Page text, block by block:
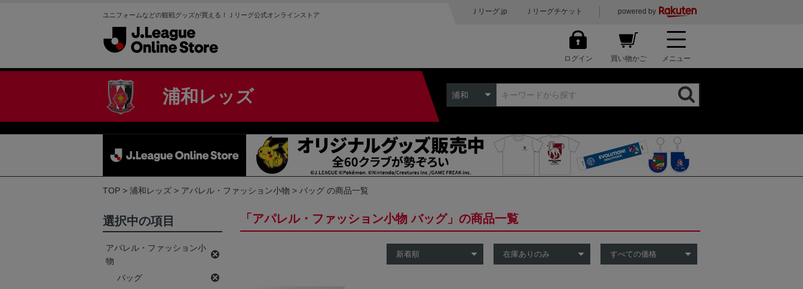
ユニフォームなどの観戦グッズが買える！Ｊリーグ公式オンラインストア Ｊリーグ.jp Ｊリーグチケット powered by
ログイン 買い物かご メニュー
浦和レッズ 浦和
TOP 浦和レッズ アパレル・ファッション小物 バッグ の商品一覧
「アパレル・ファッション小物 バッグ」の商品一覧
選択中の項目
アパレル・ファッション小
物
バッグ